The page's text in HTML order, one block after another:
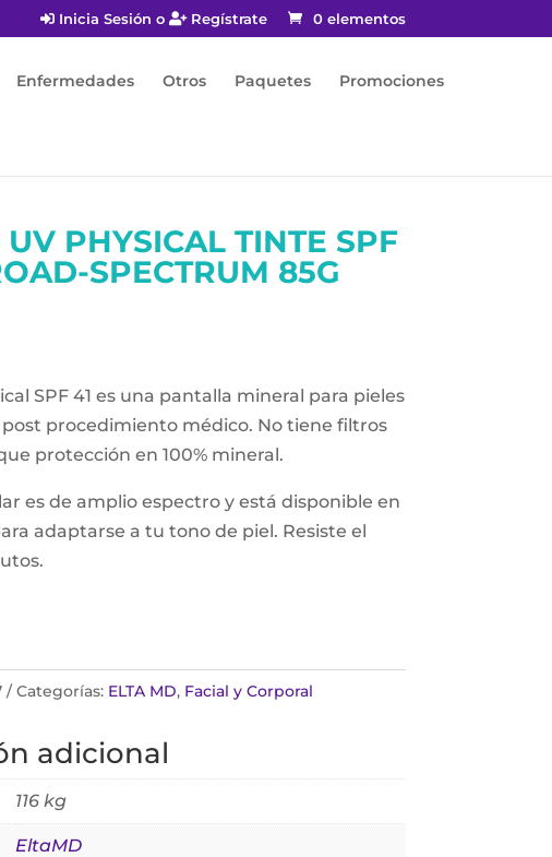
Inicia Sesión o Regístrate 0 elementos
Enfermedades Otros Paquetes Promociones
UV PHYSICAL TINTE SPF
SPECTRUM 85G
SPF 41 es una pantalla mineral para pieles
post procedimiento médico. No tiene filtros
protección en 100% mineral.
es de amplio espectro y está disponible en
adaptarse a tu tono de piel. Resiste el
Categorías: ELTA MD, Facial y Corporal
adicional
116 kg
EltaMD